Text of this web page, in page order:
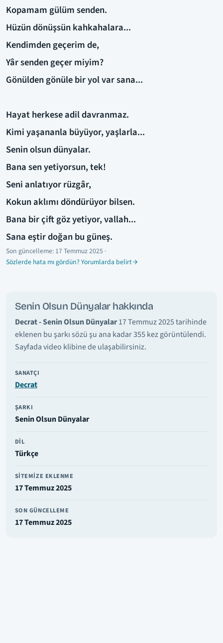
Kopamam gülüm senden.
Hüzün dönüşsün kahkahalara...
Kendimden geçerim de,
Yâr senden geçer miyim?
Gönülden gönüle bir yol var sana...
Hayat herkese adil davranmaz.
Kimi yaşananla büyüyor, yaşlarla...
Senin olsun dünyalar.
Bana sen yetiyorsun, tek!
Seni anlatıyor rüzgâr,
Kokun aklımı döndürüyor bilsen.
Bana bir çift göz yetiyor, vallah...
Sana eştir doğan bu güneş.
Son güncelleme: 17 Temmuz 2025 ·
Sözlerde hata mı gördün? Yorumlarda belirt
Senin Olsun Dünyalar hakkında
Decrat - Senin Olsun Dünyalar17 Temmuz 2025 tarihinde
eklenen bu şarkı sözü şu ana kadar 355 kez görüntülendi.
Sayfada video klibine de ulaşabilirsiniz.
SANATÇI
Decrat
ŞARKI
Senin Olsun Dünyalar
DIL
Türkçe
SITEMIZE EKLENME
17 Temmuz 2025
SON GÜNCELLEME
17 Temmuz 2025